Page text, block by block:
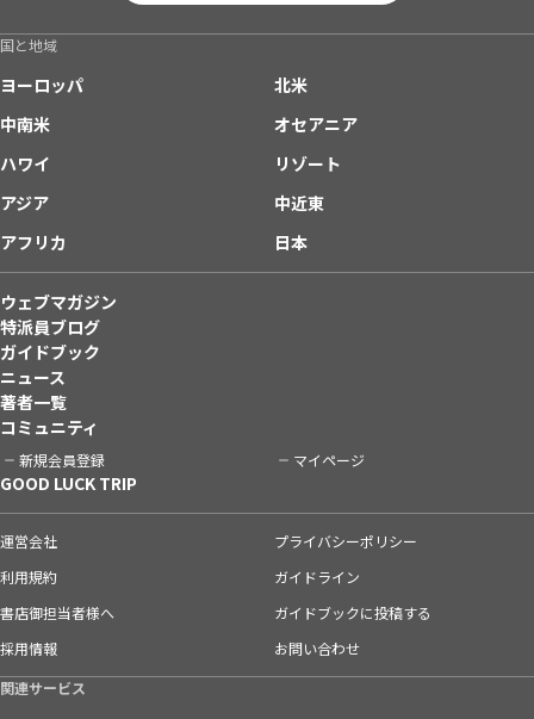
国と地域
ヨーロッパ
北米
中南米
オセアニア
ハワイ
リゾート
アジア
中近東
アフリカ
日本
ウェブマガジン
特派員ブログ
ガイドブック
ニュース
著者一覧
コミュニティ
新規会員登録 マイページ
GOOD LUCK TRIP
運営会社
プライバシーポリシー
利用規約
ガイドライン
書店御担当者様へ
ガイドブックに投稿する
採用情報
お問い合わせ
関連サービス